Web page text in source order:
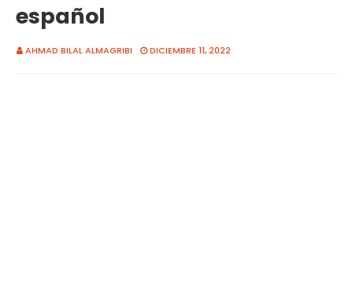
español
AHMAD BILAL ALMAGRIBI DICIEMBRE 11, 2022